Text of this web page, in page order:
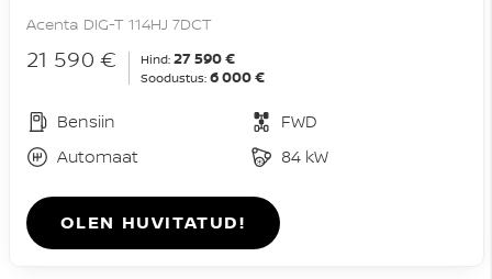
Acenta DIG-T 114HJ 7DCT
21 590 € Hind: 27 590 €
Soodustus: 6 000 €
Bensiin
FWD
Automaat
84 kW
OLEN HUVITATUD!